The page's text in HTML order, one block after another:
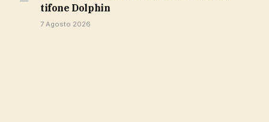
tifone Dolphin
7 Agosto 2026